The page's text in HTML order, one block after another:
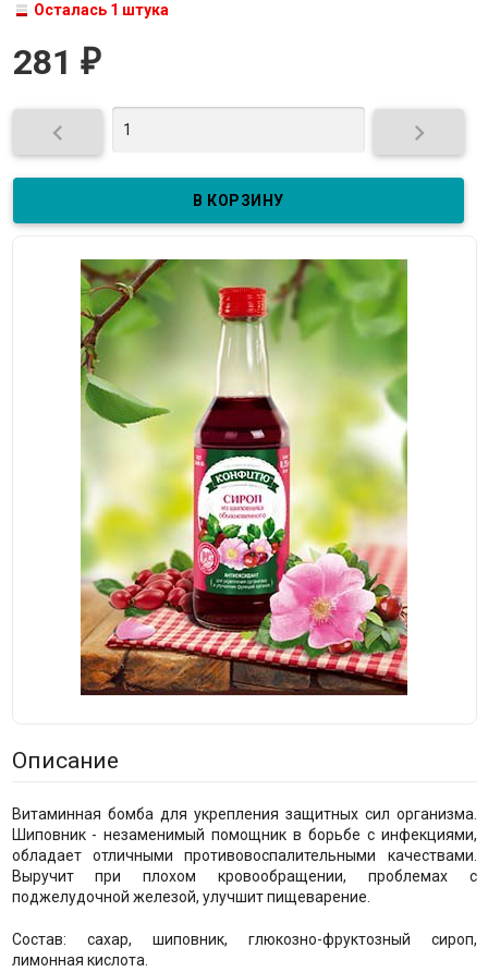
Осталась 1 штука
281 ₽
 
Описание
Витаминная бомба для укрепления защитных сил организма.
Шиповник - незаменимый помощник в борьбе с инфекциями,
обладает отличными противовоспалительными качествами.
Выручит при плохом кровообращении, проблемах с
поджелудочной железой, улучшит пищеварение.
Состав: сахар, шиповник, глюкозно-фруктозный сироп,
лимонная кислота.